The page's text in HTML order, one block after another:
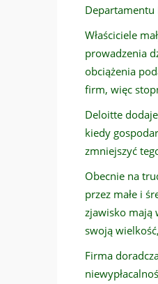
Departamentu
Właściciele
prowadzenia
obciążenia
firm, więc
Deloitte
kiedy
zmniejszyć
Obecnie na
przez małe i
zjawisko mają
swoją
Firma